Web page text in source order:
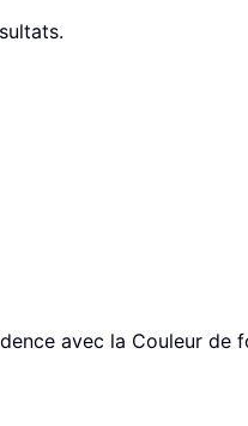
avec la Couleur de